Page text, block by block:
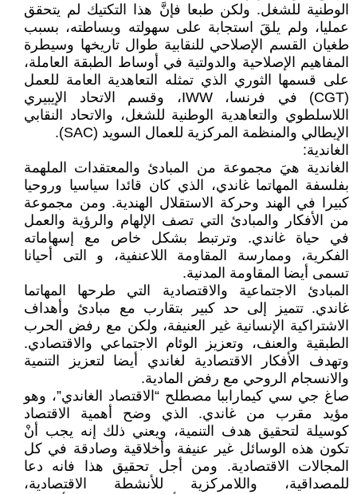
الوطنية للشغل. ولكن طبعا فإنَّ هذا التكتيك لم يتحقق
عمليا، ولم يلقَ استجابة على سهولته وبساطته، بسبب
طغيان القسم الإصلاحي للنقابية طوال تاريخها وسيطرة
المفاهيم الإصلاحية والدولتية في أوساط الطبقة العاملة،
على قسمها الثوري الذي تمثله التعاهدية العامة للعمل
(CGT) في فرنسا، IWW، وقسم الاتحاد الإيبيري
اللاسلطوي والتعاهدية الوطنية للشغل، والاتحاد النقابي
الإيطالي والمنظمة المركزية للعمال السويد (SAC).
الغاندية:
الغاندية هيَ مجموعة من المبادئ والمعتقدات الملهمة
بفلسفة المهاتما غاندي، الذي كان قائدا سياسيا وروحيا
كبيرا في الهند وحركة الاستقلال الهندية. ومن مجموعة
من الأفكار والمبادئ التي تصف الإلهام والرؤية والعمل
في حياة غاندي. وترتبط بشكل خاص مع إسهاماته
الفكرية، وممارسة المقاومة اللاعنفية، و التى أحيانا
تسمى أيضا المقاومة المدنية.
المبادئ الاجتماعية والاقتصادية التي طرحها المهاتما
غاندي. تتميز إلى حد كبير بتقارب مع مبادئ وأهداف
الاشتراكية الإنسانية غير العنيفة، ولكن مع رفض الحرب
الطبقية والعنف، وتعزيز الوئام الاجتماعي والاقتصادي.
وتهدف الأفكار الاقتصادية لغاندي أيضا لتعزيز التنمية
والانسجام الروحي مع رفض المادية.
صاغ جي سي كيماراببا مصطلح “الاقتصاد الغاندي”، وهو
مؤيد مقرب من غاندي. الذي وضح أهمية الاقتصاد
كوسيلة لتحقيق هدف التنمية، ويعني ذلك إنه يجب أنْ
تكون هذه الوسائل غير عنيفة وأخلاقية وصادقة في كل
المجالات الاقتصادية. ومن أجل تحقيق هذا فانه دعا
للمصداقية، واللامركزية للأنشطة الاقتصادية،